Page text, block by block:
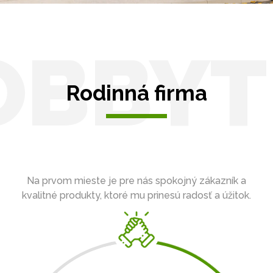
Rodinná firma
Na prvom mieste je pre nás spokojný zákazník a
kvalitné produkty, ktoré mu prinesú radosť a úžitok.